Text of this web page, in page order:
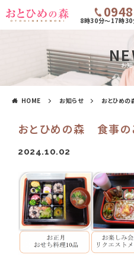
8時30分～17時30
お
HOME お知らせ おとひめ
おとひめの森 食事
2024.10.02